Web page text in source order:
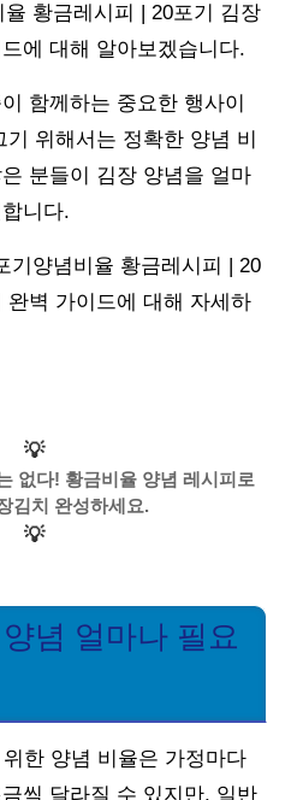
황금레시피 | 20포기 김장
에 대해 알아보겠습니다.
함께하는 중요한 행사이
위해서는 정확한 양념 비
분들이 김장 양념을 얼마
니다.
기양념비율 황금레시피 | 20
완벽 가이드에 대해 자세하
💡
없다! 황금비율 양념 레시피로
김치 완성하세요.
💡
념 얼마나 필요
한 양념 비율은 가정마다
씩 달라질 수 있지만, 일반